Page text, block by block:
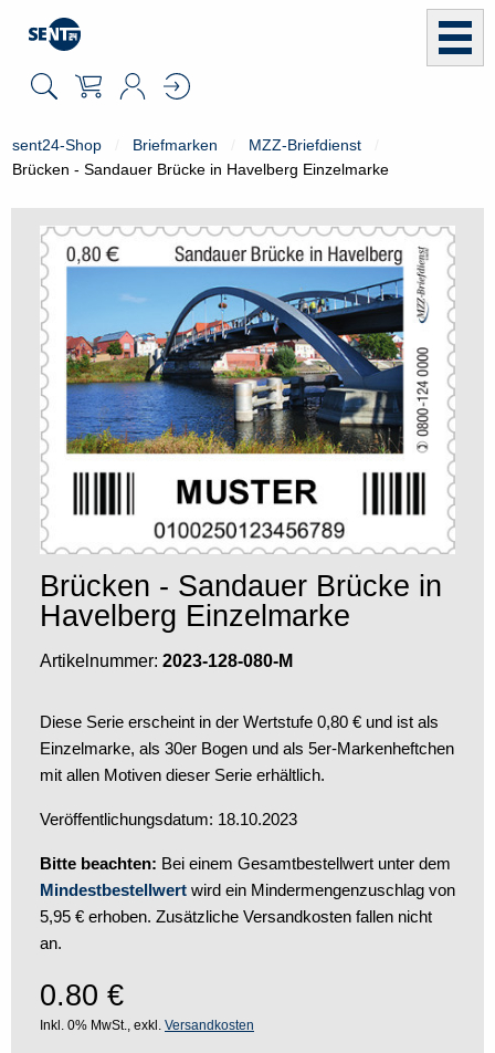
sent24-Shop Briefmarken
MZZ-Briefdienst
Brücken - Sandauer Brücke in Havelberg Einzelmarke
Brücken - Sandauer Brücke in
Havelberg Einzelmarke
Artikelnummer: 2023-128-080-M
Diese Serie erscheint in der Wertstufe 0,80 € und ist als
Einzelmarke, als 30er Bogen und als 5er-Markenheftchen
mit allen Motiven dieser Serie erhältlich.
Veröffentlichungsdatum: 18.10.2023
Bitte beachten: Bei einem Gesamtbestellwert unter dem
Mindestbestellwert wird ein Mindermengenzuschlag von
5,95 € erhoben. Zusätzliche Versandkosten fallen nicht
an.
0.80 €
Inkl. 0% MwSt., exkl. Versandkosten